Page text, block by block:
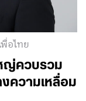
อไทย
ญ่ควบรวม
ความเหลื่อม